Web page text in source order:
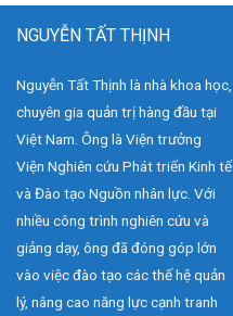
NGUYỄN TẤT THỊNH
Nguyễn Tất Thịnh là nhà khoa học,
chuyên gia quản trị hàng đầu tại
Việt Nam. Ông là Viện trưởng
Viện Nghiên cứu Phát triển Kinh tế
và Đào tạo Nguồn nhân lực. Với
nhiều công trình nghiên cứu và
giảng dạy, ông đã đóng góp lớn
vào việc đào tạo các thế hệ quản
lý, nâng cao năng lực cạnh tranh